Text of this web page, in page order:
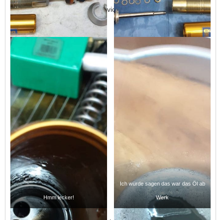
Menge Schmotter drin, der Service hat sich also auf jeden Fall
gelohnt!
Hmm lecker!
Ich würde sagen das war das Öl ab
Werk